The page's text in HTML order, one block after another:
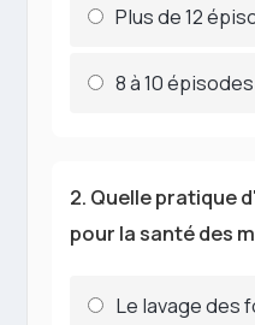
Plus de 12
8 à 10 épisodes
2. Quelle pratique
pour la santé des
Le lavage des